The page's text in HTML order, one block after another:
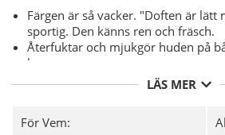
Färgen är så vacker. "Doften är lätt
sportig. Den känns ren och fräsch.
Återfuktar och mjukgör huden på
kropp.
Varje lotion innehåller Vitamin A
som är extra fuktgivande.
testad.
LÄS MER
För Vem: